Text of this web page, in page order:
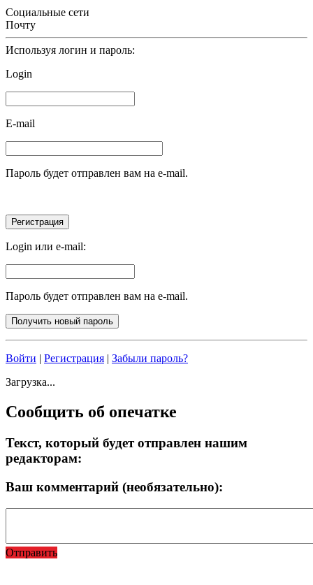
Социальные сети
Почту
Используя логин и пароль:
Login
E-mail
Пароль будет отправлен вам на e-mail.
Login или e-mail:
Пароль будет отправлен вам на e-mail.
Войти | Регистрация | Забыли пароль?
Загрузка...
Сообщить об опечатке
Текст, который будет отправлен нашим
редакторам:
Ваш комментарий (необязательно):
Отправить